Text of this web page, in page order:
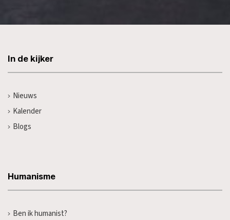
In de kijker
Nieuws
Kalender
Blogs
Humanisme
Ben ik humanist?